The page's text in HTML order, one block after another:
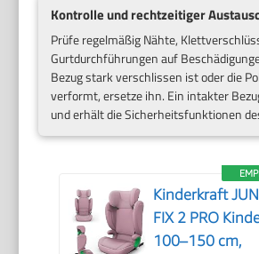
Kontrolle und rechtzeitiger
Prüfe regelmäßig Nähte,
Gurtdurchführungen auf
Bezug stark verschlissen ist oder die
verformt, ersetze ihn. Ein intakter
und erhält die Sicherheitsfunktionen
Kinderkraft
FIX 2 PRO
100–150 cm,